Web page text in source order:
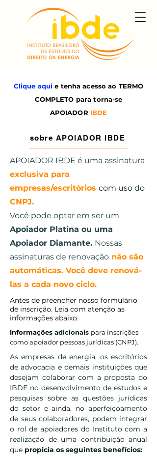
Clique aquie tenha acesso ao TERMO
COMPLETO para torna-se
APOIADOR IBDE
sobre APOIADOR IBDE
APOIADOR IBDE é uma assinatura
exclusiva para
empresas/escritórios com uso do
CNPJ.
Você pode optar em ser um
Apoiador Platina ou uma
Apoiador Diamante. Nossas
assinaturas de renovação não são
automáticas. Você deve renová-
las a cada novo ciclo.
Antes de preencher nosso formulário
de inscrição. Leia com atenção as
informações abaixo.
Informações adicionais para inscrições
como apoiador pessoas jurídicas (CNPJ).
As empresas de energia, os escritórios
de advocacia e demais instituições que
desejam colaborar com a proposta do
IBDE no desenvolvimento de estudos e
pesquisas sobre as questões jurídicas
do setor e ainda, no aperfeiçoamento
de seus colaboradores, podem integrar
o rol de apoiadores do Instituto com a
realização de uma contribuição anual
que propicia os seguintes benefícios: